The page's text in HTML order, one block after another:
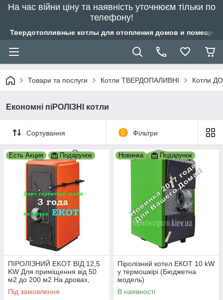
На час війни ціну та наявність уточнюєм тільки по
телефону!
Твердотопливные котлы для отопления домов и
Товари та послуги Котли ТВЕРДОПАЛИВНІ Котли
Економні піРОЛІЗНІ котли
Сортування 0 Фільтри
Есть Акция Подарунок
ПІРОЛІЗНИЙ EKOT ВІД 12,5
KW Для приміщення від 50
м2 до 200 м2 На дровах,
брикетах до 12 годин на
одному завантаженні
Під замовлення
Новинка Подарунок
Піролізний котел ЕКОТ 10 kW
у термошкірі (Бюджетна
модель)
В наявності